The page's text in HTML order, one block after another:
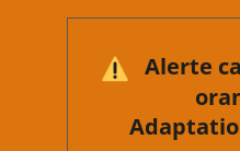
Alerte